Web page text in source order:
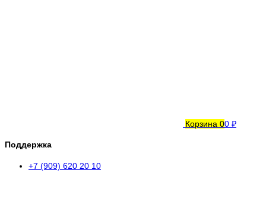
Корзина 00 ₽
Поддержка
+7 (909) 620 20 10